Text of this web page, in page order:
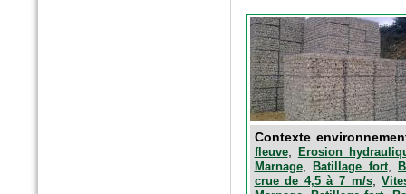
Contexte
fleuve,
Erosion
Marnage, Batillage fort,
crue de 4,5 à 7 m/s,